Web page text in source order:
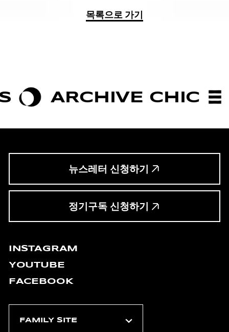
목록으로 가기
CHIC
뉴스레터 신청하기
정기구독 신청하기
INSTAGRAM
YOUTUBE
FACEBOOK